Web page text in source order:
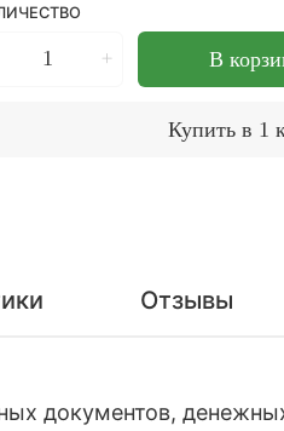
В
Купить в 1
Отзывы
документов,